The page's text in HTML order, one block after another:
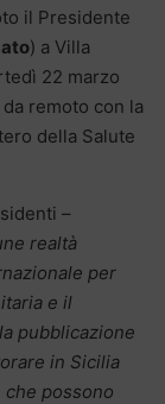
il Presidente
) a Villa
22 marzo
remoto con la
della Salute
–
realtà
per
e il
pubblicazione
in Sicilia
che possono